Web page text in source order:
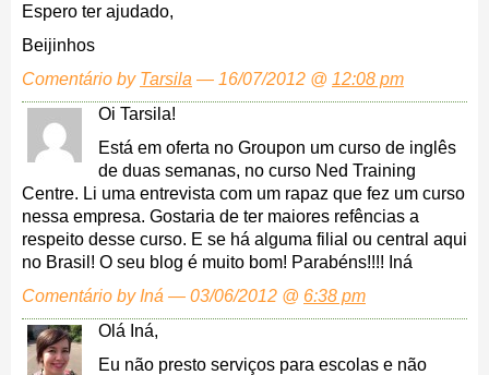
Espero ter ajudado,
Beijinhos
Comentário by Tarsila — 16/07/2012 @ 12:08 pm
Oi Tarsila!
Está em oferta no Groupon um curso de inglês
de duas semanas, no curso Ned Training
Centre. Li uma entrevista com um rapaz que fez um curso
nessa empresa. Gostaria de ter maiores refências a
respeito desse curso. E se há alguma filial ou central aqui
no Brasil! O seu blog é muito bom! Parabéns!!!! Iná
Comentário by Iná — 03/06/2012 @ 6:38 pm
Olá Iná,
Eu não presto serviços para escolas e não